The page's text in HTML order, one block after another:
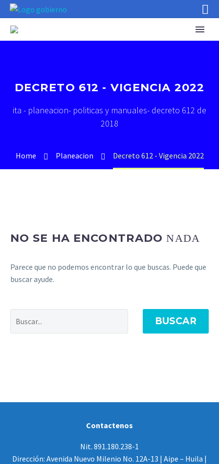
DECRETO 612 - VIGENCIA 2022
ita - planeacion- politicas y manuales- decreto 612 de
2018
Home Planeacion Decreto 612 - Vigencia 2022
NO SE HA ENCONTRADONADA
Parece que no podemos encontrar lo que buscas. Puede que
buscar ayude.
BUSCAR
Contactenos
Nit. 891.180.238-1
Dirección: Avenida Nuevo Milenio No. 12A-13 | Aipe – Huila |